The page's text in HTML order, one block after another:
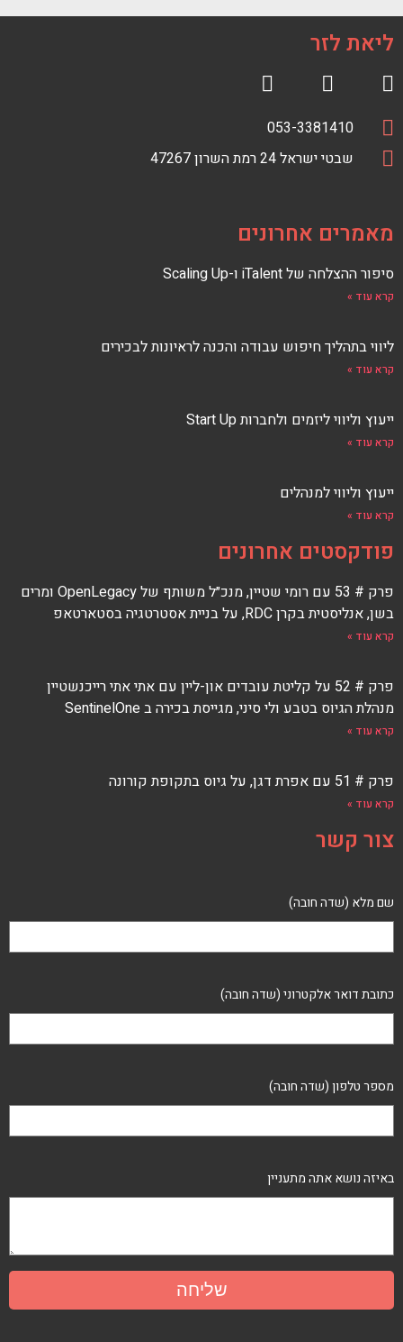
ליאת לזר
o
k
F
D
טלפון
מספר
053-3381410
כתובת
כתובת
שבטי ישראל 24 רמת השרון 47267
מאמרים אחרונים
סיפור ההצלחה של iTalent ו-Scaling Up
קרא עוד »
ליווי בתהליך חיפוש עבודה והכנה לראיונות לבכירים
קרא עוד »
ייעוץ וליווי ליזמים ולחברות Start Up
קרא עוד »
ייעוץ וליווי למנהלים
קרא עוד »
פודקסטים אחרונים
פרק # 53 עם רומי שטיין, מנכ״ל משותף של OpenLegacy ומרים
בשן, אנליסטית בקרן RDC, על בניית אסטרטגיה בסטארטאפ
קרא עוד »
פרק # 52 על קליטת עובדים און-ליין עם אתי אתי רייכנשטיין
מנהלת הגיוס בטבע ולי סיני, מגייסת בכירה ב SentinelOne
קרא עוד »
פרק # 51 עם אפרת דגן, על גיוס בתקופת קורונה
קרא עוד »
צור קשר
שם מלא (שדה חובה)
כתובת דואר אלקטרוני (שדה חובה)
מספר טלפון (שדה חובה)
באיזה נושא אתה מתעניין